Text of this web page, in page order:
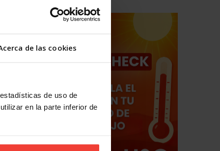
de las cookies
de uso de
en la parte inferior de
o